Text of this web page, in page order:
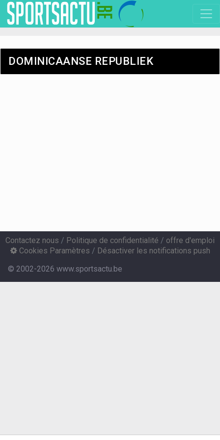
DOMINICAANSE REPUBLIEK
Contactez nous / Politique de confidentialité / offre d'emploi
Cookies Paramètres / Désactiver les notifications push
© 2002-2026 www.sportsactu.be